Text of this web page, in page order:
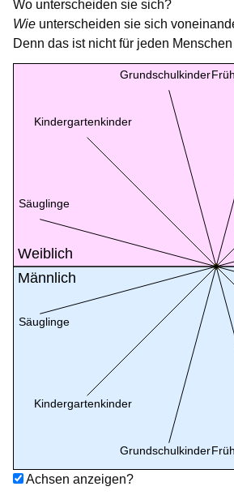
Wo unterscheiden sie sich?
Wie unterscheiden sie sich
Denn das ist nicht für jeden
Achsen anzeigen?